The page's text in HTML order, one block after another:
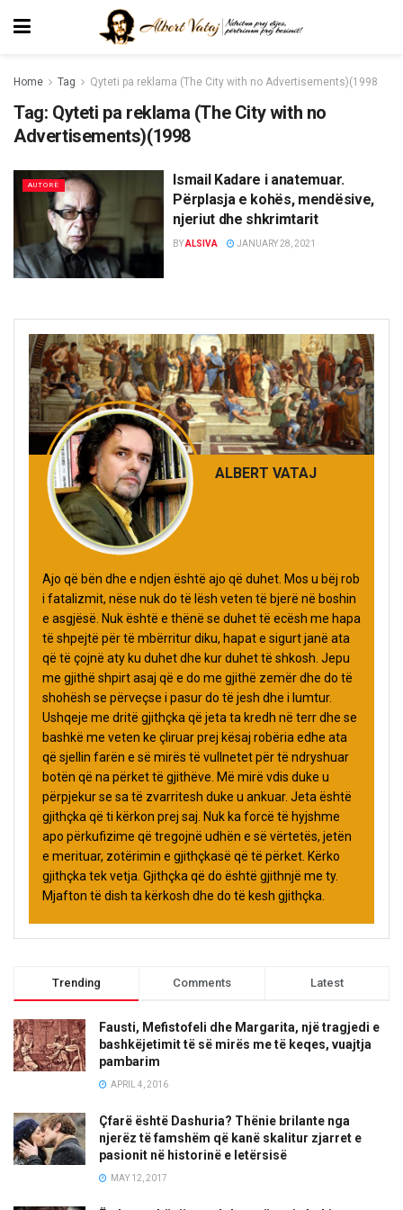
Home Tag Qyteti pa reklama (The City with no Advertisements)(1998
Tag: Qyteti pa reklama (The City with no
Advertisements)(1998
AUTORË
Ismail Kadare i anatemuar.
Përplasja e kohës, mendësive,
njeriut dhe shkrimtarit
BYALSIVA JANUARY 28, 2021
ALBERT VATAJ
Ajo që bën dhe e ndjen është ajo që duhet. Mos u bëj rob
i fatalizmit, nëse nuk do të lësh veten të bjerë në boshin
e asgjësë. Nuk është e thënë se duhet të ecësh me hapa
të shpejtë për të mbërritur diku, hapat e sigurt janë ata
që të çojnë aty ku duhet dhe kur duhet të shkosh. Jepu
me gjithë shpirt asaj që e do me gjithë zemër dhe do të
shohësh se përveçse i pasur do të jesh dhe i lumtur.
Ushqeje me dritë gjithçka që jeta ta kredh në terr dhe se
bashkë me veten ke çliruar prej kësaj robëria edhe ata
që sjellin farën e së mirës të vullnetet për të ndryshuar
botën që na përket të gjithëve. Më mirë vdis duke u
përpjekur se sa të zvarritesh duke u ankuar. Jeta është
gjithçka që ti kërkon prej saj. Nuk ka forcë të hyjshme
apo përkufizime që tregojnë udhën e së vërtetës, jetën
e merituar, zotërimin e gjithçkasë që të përket. Kërko
gjithçka tek vetja. Gjithçka që do është gjithnjë me ty.
Mjafton të dish ta kërkosh dhe do të kesh gjithçka.
Trending Comments Latest
Fausti, Mefistofeli dhe Margarita, një tragjedi e
bashkëjetimit të së mirës me të keqes, vuajtja
pambarim
APRIL 4, 2016
Çfarë është Dashuria? Thënie brilante nga
njerëz të famshëm që kanë skalitur zjarret e
pasionit në historinë e letërsisë
MAY 12, 2017